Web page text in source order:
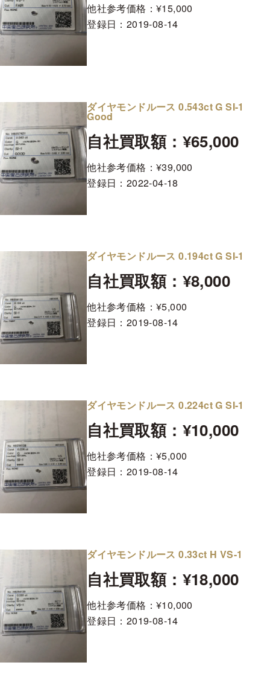
他社参考価格：¥15,000
登録日： 2019-08-14
ダイヤモンドルース 0.543ct G SI-1
Good
自社買取額：¥65,000
他社参考価格：¥39,000
登録日： 2022-04-18
ダイヤモンドルース 0.194ct G SI-1
自社買取額：¥8,000
他社参考価格：¥5,000
登録日： 2019-08-14
ダイヤモンドルース 0.224ct G SI-1
自社買取額：¥10,000
他社参考価格：¥5,000
登録日： 2019-08-14
ダイヤモンドルース 0.33ct H VS-1
自社買取額：¥18,000
他社参考価格：¥10,000
登録日： 2019-08-14